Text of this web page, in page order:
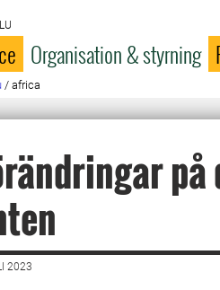
Organisation & styrning
/ africa
på
2023